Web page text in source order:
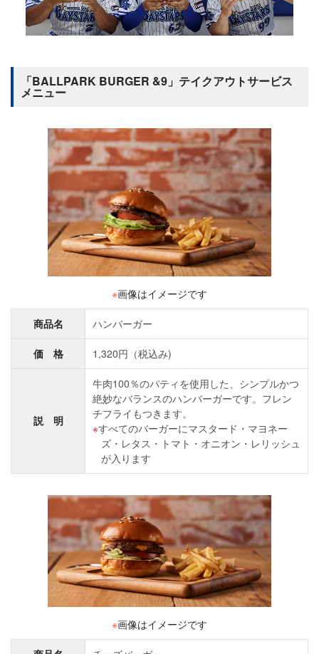
「BALLPARK BURGER &9」テイクアウトサービス
メニュー
※画像はイメージです
商品名 ハンバーガー
価 格 1,320円（税込み)
説 明
牛肉100％のパティを使用した、シンプルかつ
絶妙なバランスのハンバーガーです。フレン
チフライもつきます。
すべてのバーガーにマスタード・マヨネー
ズ・レタス・トマト・オニオン・レリッシュ
が入ります
※画像はイメージです